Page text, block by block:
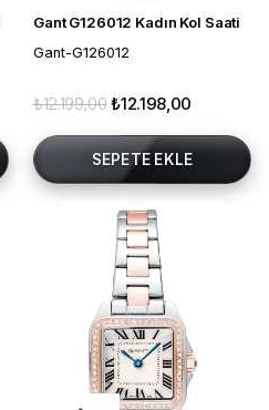
Gant G126012 Kadın Kol Saati
Gant-G126012
₺12.198,00
₺12.199,00
SEPETE EKLE